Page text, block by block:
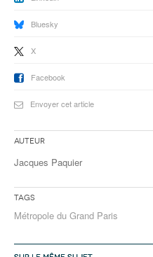
Bluesky
X
Facebook
Envoyer cet article
Auteur
Jacques Paquier
Tags
Métropole du Grand Paris